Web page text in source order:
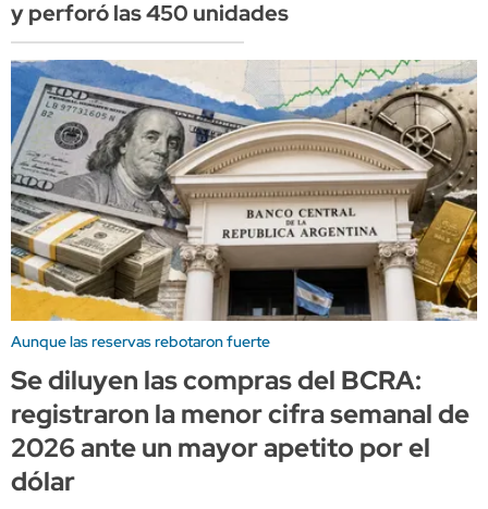
y perforó las 450 unidades
Aunque las reservas rebotaron fuerte
Se diluyen las compras del BCRA:
registraron la menor cifra semanal de
2026 ante un mayor apetito por el
dólar